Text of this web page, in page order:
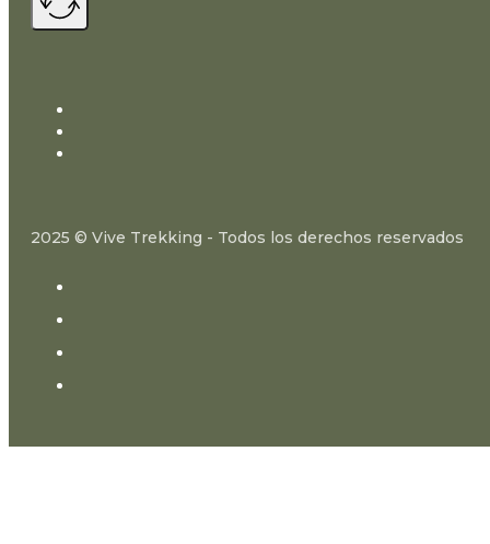
2025 © Vive Trekking - Todos los derechos reservados